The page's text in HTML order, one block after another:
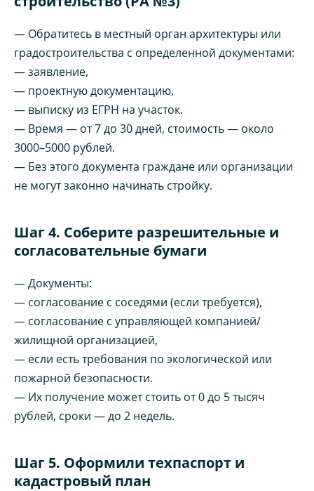
— Обратитесь в местный орган архитектуры или
градостроительства с определенной документами:
— заявление,
— проектную документацию,
— выписку из ЕГРН на участок.
— Время — от 7 до 30 дней, стоимость — около
3000–5000 рублей.
— Без этого документа граждане или организации
не могут законно начинать стройку.
Шаг 4. Соберите разрешительные и
согласовательные бумаги
— Документы:
— согласование с соседями (если требуется),
— согласование с управляющей компанией/
жилищной организацией,
— если есть требования по экологической или
пожарной безопасности.
— Их получение может стоить от 0 до 5 тысяч
рублей, сроки — до 2 недель.
Шаг 5. Оформили техпаспорт и
кадастровый план